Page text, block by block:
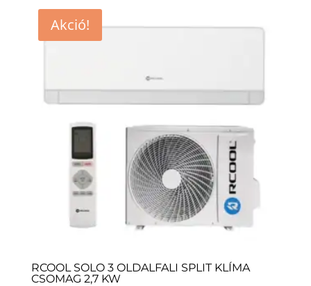
Akció!
RCOOL SOLO 3 OLDALFALI SPLIT KLÍMA
CSOMAG 2,7 KW